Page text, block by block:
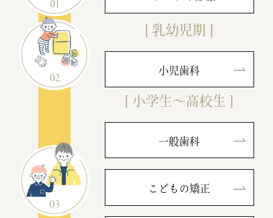
休診期間：2025年8月10日（日）～8月14
日（木）
期間中もWebでのご予約はご利用いただけ
ます。
ただし、木曜日と土曜日のご予約はWebか
らはお取りいただけませんので、ご注意く
また、休診期間中は診療を行っておりませ
んので、あらかじめご了承ください。
8月15日（金）より通常通り診療いたしま
す。
[ 乳幼児期 ]
小児歯科
[ 小学生～高校生 ]
一般歯科
こどもの矯正